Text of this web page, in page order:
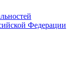
Федерации